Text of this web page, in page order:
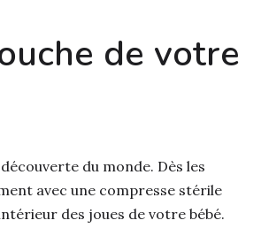
de votre
du monde. Dès les
avec une compresse stérile
des joues de votre bébé.